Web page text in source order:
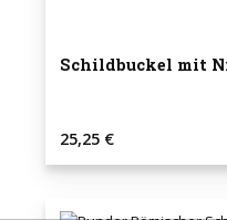
Schildbuckel mit
Regulärer Preis:
25,25 €